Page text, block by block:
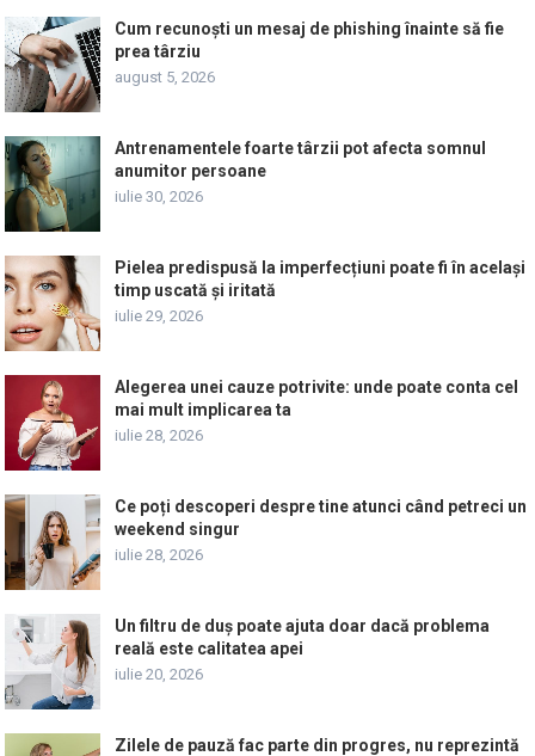
Cum recunoști un mesaj de phishing înainte să fie
prea târziu
august 5, 2026
Antrenamentele foarte târzii pot afecta somnul
anumitor persoane
iulie 30, 2026
Pielea predispusă la imperfecțiuni poate fi în același
timp uscată și iritată
iulie 29, 2026
Alegerea unei cauze potrivite: unde poate conta cel
mai mult implicarea ta
iulie 28, 2026
Ce poți descoperi despre tine atunci când petreci un
weekend singur
iulie 28, 2026
Un filtru de duș poate ajuta doar dacă problema
reală este calitatea apei
iulie 20, 2026
Zilele de pauză fac parte din progres, nu reprezintă